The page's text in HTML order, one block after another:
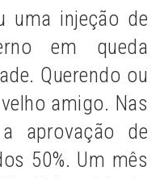
uma injeção de
em queda
Querendo ou
amigo. Nas
aprovação de
50%. Um mês